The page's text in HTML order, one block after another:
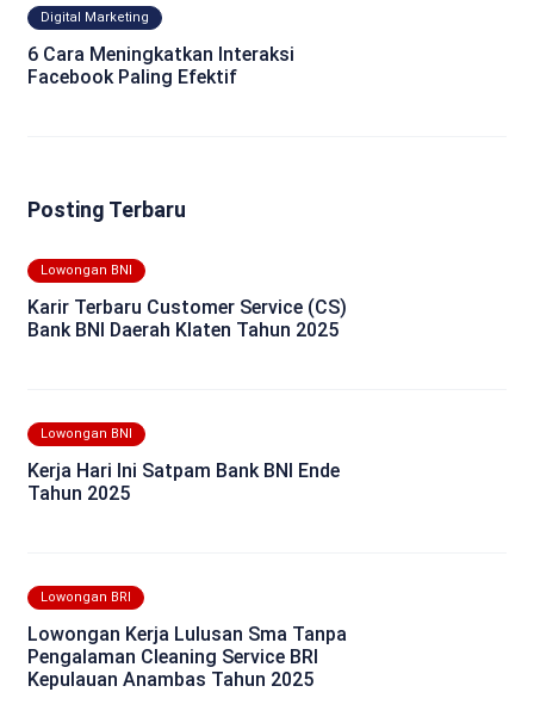
Digital Marketing
6 Cara Meningkatkan Interaksi
Facebook Paling Efektif
Posting Terbaru
Lowongan BNI
Karir Terbaru Customer Service (CS)
Bank BNI Daerah Klaten Tahun 2025
Lowongan BNI
Kerja Hari Ini Satpam Bank BNI Ende
Tahun 2025
Lowongan BRI
Lowongan Kerja Lulusan Sma Tanpa
Pengalaman Cleaning Service BRI
Kepulauan Anambas Tahun 2025